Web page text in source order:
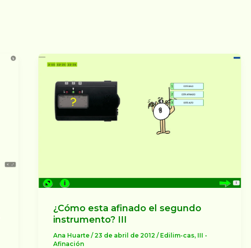
¿Cómo esta afinado el segundo
instrumento? III
Ana Huarte /23 de abril de 2012 / Edilim-cas, III -
Afinación